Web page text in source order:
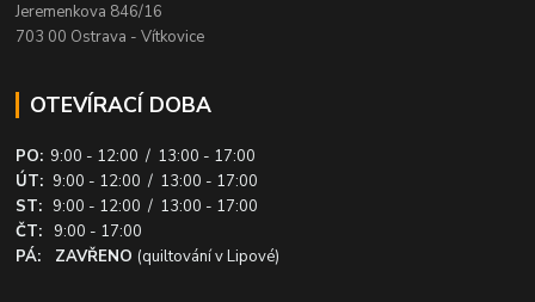
Jeremenkova 846/16
703 00 Ostrava - Vítkovice
OTEVÍRACÍ DOBA
PO: 9:00 - 12:00 / 13:00 - 17:00
ÚT: 9:00 - 12:00 / 13:00 - 17:00
ST: 9:00 - 12:00 / 13:00 - 17:00
ČT:
9:00 - 17:00
PÁ: ZAVŘENO (quiltování v Lipové)